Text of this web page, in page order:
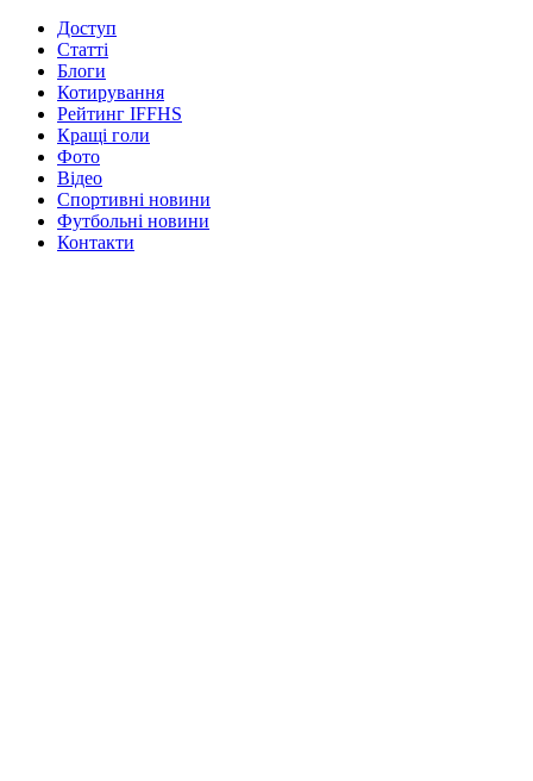
Доступ
Статті
Блоги
Котирування
Рейтинг IFFHS
Кращі голи
Фото
Відео
Спортивні новини
Футбольні новини
Контакти